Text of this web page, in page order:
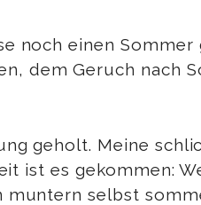
noch einen
dem Geruch nach
geholt. Meine
ist es gekommen:
selbst